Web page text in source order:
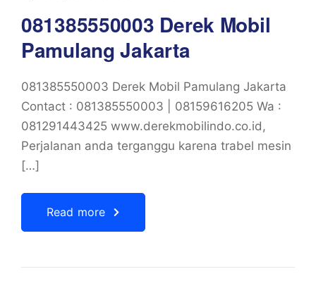
081385550003 Derek Mobil
Pamulang Jakarta
081385550003 Derek Mobil Pamulang Jakarta
Contact : 081385550003 | 08159616205 Wa :
081291443425 www.derekmobilindo.co.id,
Perjalanan anda terganggu karena trabel mesin
[…]
Read more